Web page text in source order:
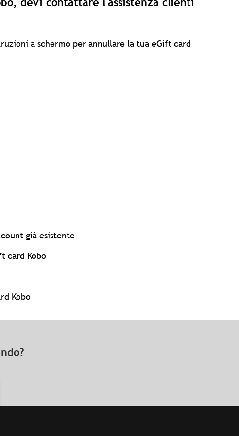
devi contattare l'assistenza clienti
a schermo per annullare la tua eGift card
già esistente
card Kobo
Kobo